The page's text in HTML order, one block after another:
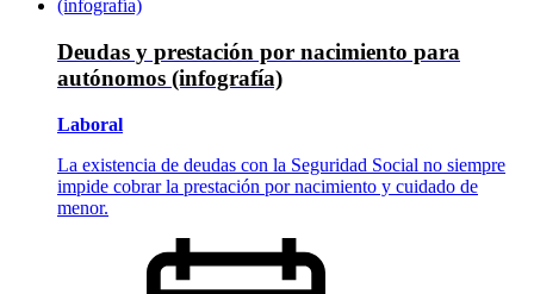
Deudas y prestación por nacimiento para
autónomos (infografía)
Laboral
La existencia de deudas con la Seguridad Social no siempre
impide cobrar la prestación por nacimiento y cuidado de
menor.